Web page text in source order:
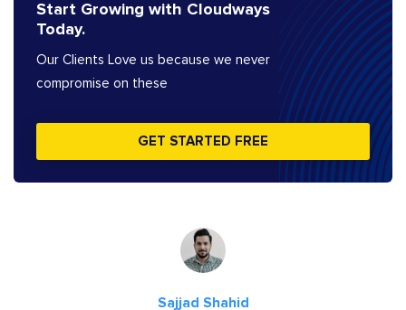
Start Growing with Cloudways
Today.
Our Clients Love us because we never
compromise on these
GET STARTED FREE
Sajjad Shahid